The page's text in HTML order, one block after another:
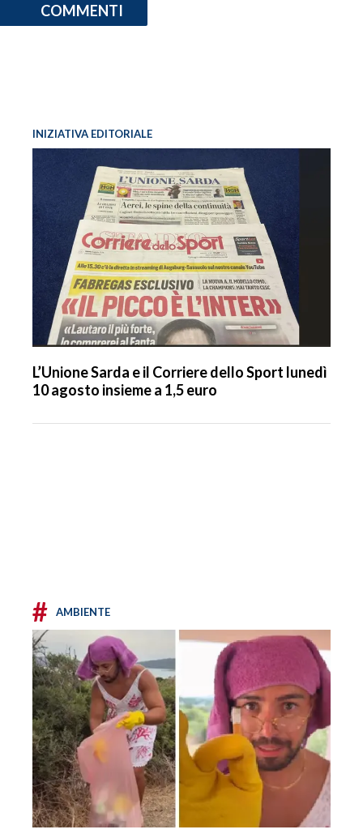
COMMENTI
INIZIATIVA EDITORIALE
L’Unione Sarda e il Corriere dello Sport lunedì
10 agosto insieme a 1,5 euro
# AMBIENTE